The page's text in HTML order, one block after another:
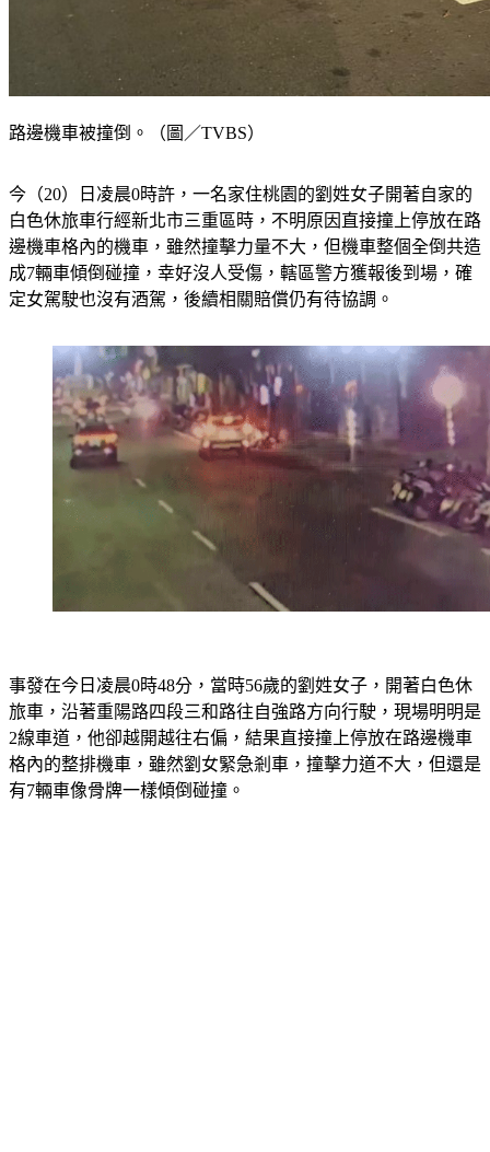
今（20）日凌晨0時許，一名家住桃園的劉姓女子開著自家的
白色休旅車行經新北市三重區時，不明原因直接撞上停放在路
邊機車格內的機車，雖然撞擊力量不大，但機車整個全倒共造
成7輛車傾倒碰撞，幸好沒人受傷，轄區警方獲報後到場，確
事發在今日凌晨0時48分，當時56歲的劉姓女子，開著白色休
旅車，沿著重陽路四段三和路往自強路方向行駛，現場明明是
2線車道，他卻越開越往右偏，結果直接撞上停放在路邊機車
格內的整排機車，雖然劉女緊急剎車，撞擊力道不大，但還是